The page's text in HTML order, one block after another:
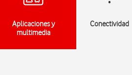
Aplicaciones y
multimedia
Conectividad